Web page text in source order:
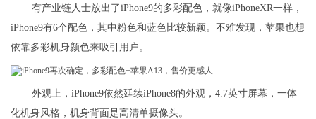
有产业链人士放出了iPhone9的多彩配色，就像iPhoneXR一样，
iPhone9有6个配色，其中粉色和蓝色比较新颖。不难发现，苹果也想
依靠多彩机身颜色来吸引用户。
外观上，iPhone9依然延续iPhone8的外观，4.7英寸屏幕，一体
化机身风格，机身背面是高清单摄像头。